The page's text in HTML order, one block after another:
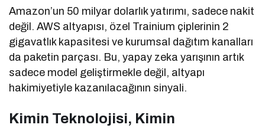
Amazon’un 50 milyar dolarlık yatırımı, sadece nakit
değil. AWS altyapısı, özel Trainium çiplerinin 2
gigavatlık kapasitesi ve kurumsal dağıtım kanalları
da paketin parçası. Bu, yapay zeka yarışının artık
sadece model geliştirmekle değil, altyapı
hakimiyetiyle kazanılacağının sinyali.
Kimin Teknolojisi, Kimin